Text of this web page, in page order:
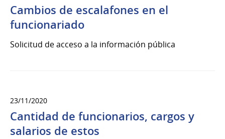
Cambios de escalafones en el
funcionariado
Solicitud de acceso a la información pública
23/11/2020
Cantidad de funcionarios, cargos y
salarios de estos